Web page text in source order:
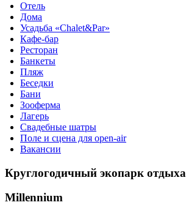
Отель
Дома
Усадьба «Chalet&Par»
Кафе-бар
Ресторан
Банкеты
Пляж
Беседки
Бани
Зооферма
Лагерь
Свадебные шатры
Поле и сцена для open-air
Вакансии
Круглогодичный экопарк отдыха
Millennium